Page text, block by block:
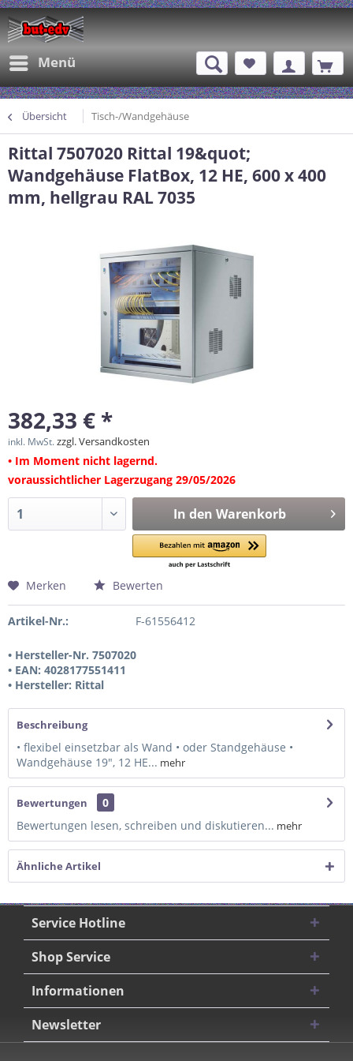
Menü
Übersicht Tisch-/Wandgehäuse
Rittal 7507020 Rittal 19&quot;
Wandgehäuse FlatBox, 12 HE, 600 x 400
mm, hellgrau RAL 7035
382,33 € *
inkl. MwSt.zzgl. Versandkosten
• Im Moment nicht lagernd.
voraussichtlicher Lagerzugang 29/05/2026
In den Warenkorb
Merken Bewerten
Artikel-Nr.: F-61556412
• Hersteller-Nr. 7507020
• EAN: 4028177551411
• Hersteller: Rittal
Beschreibung
• flexibel einsetzbar als Wand • oder Standgehäuse •
Wandgehäuse 19", 12 HE... mehr
Bewertungen
0
Bewertungen lesen, schreiben und diskutieren... mehr
Ähnliche Artikel
Service Hotline
Shop Service
Informationen
Newsletter